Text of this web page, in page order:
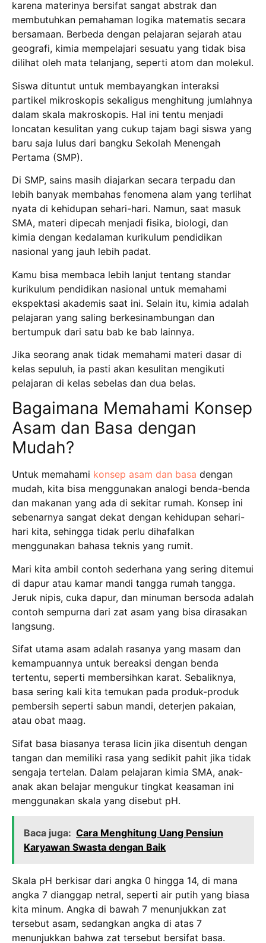
karena materinya bersifat sangat abstrak dan
membutuhkan pemahaman logika matematis secara
bersamaan. Berbeda dengan pelajaran sejarah atau
geografi, kimia mempelajari sesuatu yang tidak bisa
dilihat oleh mata telanjang, seperti atom dan molekul.
Siswa dituntut untuk membayangkan interaksi
partikel mikroskopis sekaligus menghitung jumlahnya
dalam skala makroskopis. Hal ini tentu menjadi
loncatan kesulitan yang cukup tajam bagi siswa yang
baru saja lulus dari bangku Sekolah Menengah
Pertama (SMP).
Di SMP, sains masih diajarkan secara terpadu dan
lebih banyak membahas fenomena alam yang terlihat
nyata di kehidupan sehari-hari. Namun, saat masuk
SMA, materi dipecah menjadi fisika, biologi, dan
kimia dengan kedalaman kurikulum pendidikan
nasional yang jauh lebih padat.
Kamu bisa membaca lebih lanjut tentang standar
kurikulum pendidikan nasional untuk memahami
ekspektasi akademis saat ini. Selain itu, kimia adalah
pelajaran yang saling berkesinambungan dan
bertumpuk dari satu bab ke bab lainnya.
Jika seorang anak tidak memahami materi dasar di
kelas sepuluh, ia pasti akan kesulitan mengikuti
pelajaran di kelas sebelas dan dua belas.
Bagaimana Memahami Konsep
Asam dan Basa dengan
Mudah?
Untuk memahami konsep asam dan basa dengan
mudah, kita bisa menggunakan analogi benda-benda
dan makanan yang ada di sekitar rumah. Konsep ini
sebenarnya sangat dekat dengan kehidupan sehari-
hari kita, sehingga tidak perlu dihafalkan
menggunakan bahasa teknis yang rumit.
Mari kita ambil contoh sederhana yang sering ditemui
di dapur atau kamar mandi tangga rumah tangga.
Jeruk nipis, cuka dapur, dan minuman bersoda adalah
contoh sempurna dari zat asam yang bisa dirasakan
langsung.
Sifat utama asam adalah rasanya yang masam dan
kemampuannya untuk bereaksi dengan benda
tertentu, seperti membersihkan karat. Sebaliknya,
basa sering kali kita temukan pada produk-produk
pembersih seperti sabun mandi, deterjen pakaian,
atau obat maag.
Sifat basa biasanya terasa licin jika disentuh dengan
tangan dan memiliki rasa yang sedikit pahit jika tidak
sengaja tertelan. Dalam pelajaran kimia SMA, anak-
anak akan belajar mengukur tingkat keasaman ini
menggunakan skala yang disebut pH.
Baca juga: Cara Menghitung Uang Pensiun
Karyawan Swasta dengan Baik
Skala pH berkisar dari angka 0 hingga 14, di mana
angka 7 dianggap netral, seperti air putih yang biasa
kita minum. Angka di bawah 7 menunjukkan zat
tersebut asam, sedangkan angka di atas 7
menunjukkan bahwa zat tersebut bersifat basa.